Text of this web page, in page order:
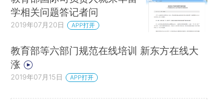
学相关问题答记者问
2019年07月20日 APP打开
教育部等六部门规范在线培训 新东方在线大
涨
2019年07月15日 APP打开